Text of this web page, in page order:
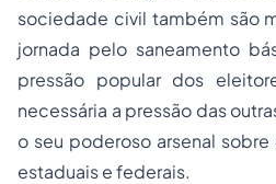
sociedade civil também são
jornada pelo saneamento
pressão popular dos
necessária a pressão das
o seu poderoso arsenal
estaduais e federais.